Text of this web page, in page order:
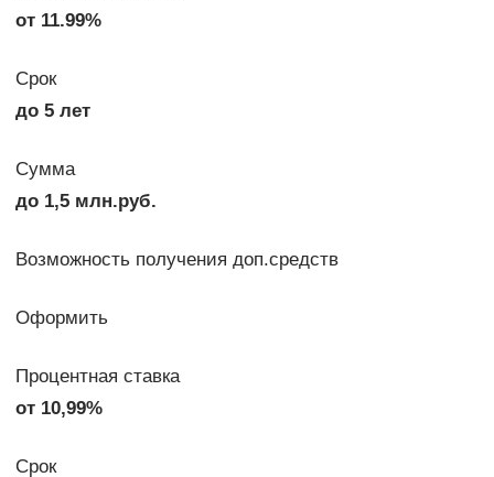
от 11.99%
Срок
до 5 лет
Сумма
до 1,5 млн.руб.
Возможность получения доп.средств
Оформить
Процентная ставка
от 10,99%
Срок